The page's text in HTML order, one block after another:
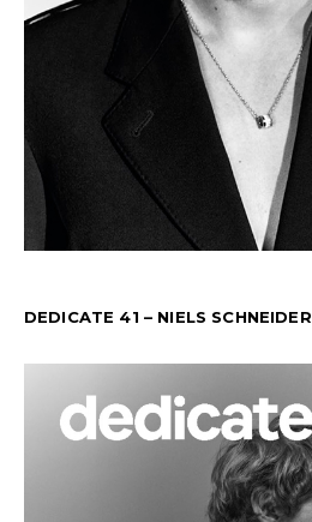
DEDICATE 41 – NIELS SCHNEIDER